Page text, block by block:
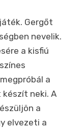
Gergőt
nevelik.
a kisfiú
a
készít neki. A
a
elvezeti a